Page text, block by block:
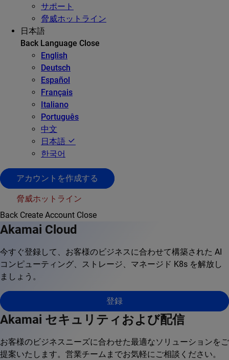
サポート
脅威ホットライン
日本語
Back Language Close
English
Deutsch
Español
Français
Italiano
Português
中文
日本語
한국어
アカウントを作成する
脅威ホットライン
Back Create Account Close
Akamai Cloud
今すぐ登録して、お客様のビジネスに合わせて構築された AI
コンピューティング、ストレージ、マネージド K8s を解放し
ましょう。
登録
Akamai セキュリティおよび配信
お客様のビジネスニーズに合わせた最適なソリューションをご
提案いたします。営業チームまでお気軽にご相談ください。